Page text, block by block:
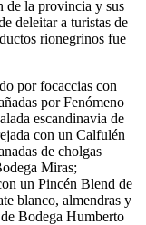
de la provincia y sus
deleitar a turistas de
rionegrinos fue
por focaccias con
por Fenómeno
escandinavia de
con un Calfulén
de cholgas
Miras;
un Pincén Blend de
blanco, almendras y
Bodega Humberto